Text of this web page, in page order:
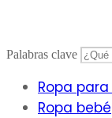
Palabras clave
Ropa
Ropa bebé